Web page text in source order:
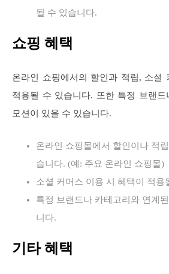
될 수 있습니다.
쇼핑 혜택
온라인 쇼핑에서의 할인과 적립, 소셜
적용될 수 있습니다. 또한 특정 브랜
모션이 있을 수 있습니다.
온라인 쇼핑몰에서 할인이나 적
습니다. (예: 주요 온라인 쇼핑몰)
소셜 커머스 이용 시 혜택이 적용
특정 브랜드나 카테고리와 연계
니다.
기타 혜택